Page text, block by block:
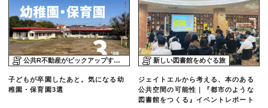
公共R不動産がピックアップする物件
子どもが卒園したあと。気になる幼
稚園・保育園3選
新しい図書館をめぐる旅
ジェイトエルから考える、本のある
公共空間の可能性｜『都市のような
図書館をつくる』イベントレポート